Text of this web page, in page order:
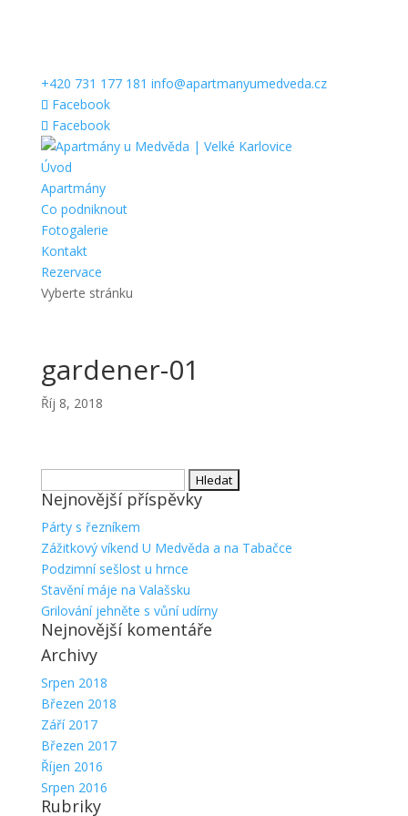
+420 731 177 181 info@apartmanyumedveda.cz
Facebook
Facebook
Úvod
Apartmány
Co podniknout
Fotogalerie
Kontakt
Rezervace
Vyberte stránku
gardener-01
Říj 8, 2018
Nejnovější příspěvky
Párty s řezníkem
Zážitkový víkend U Medvěda a na Tabačce
Podzimní sešlost u hrnce
Stavění máje na Valašsku
Grilování jehněte s vůní udírny
Nejnovější komentáře
Archivy
Srpen 2018
Březen 2018
Září 2017
Březen 2017
Říjen 2016
Srpen 2016
Rubriky